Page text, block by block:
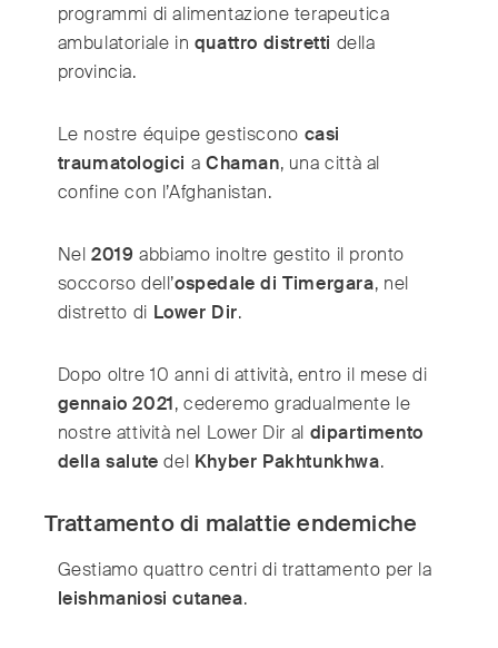
programmi di alimentazione terapeutica
ambulatoriale in quattro distretti della
provincia.
Le nostre équipe gestiscono casi
traumatologici a Chaman, una città al
confine con l’Afghanistan.
Nel2019 abbiamo inoltre gestito il pronto
soccorso dell’ospedale di Timergara, nel
distretto di Lower Dir.
Dopo oltre 10 anni di attività, entro il mese di
gennaio 2021, cederemo gradualmente le
nostre attività nel Lower Dir al dipartimento
della salute del Khyber Pakhtunkhwa.
Trattamento di malattie endemiche
Gestiamo quattro centri di trattamento per la
leishmaniosi cutanea.
Spain
Sweden
Turkey (Türkiye)
United Kingdom (English)
United Arab Emirates